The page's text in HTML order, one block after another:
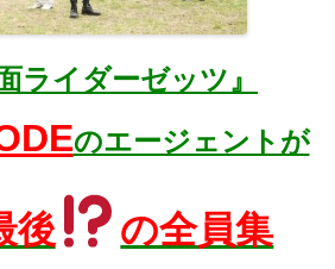
ライダーゼッツ』
のエージェントが
後
の全員集